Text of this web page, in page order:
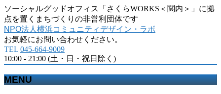
ソーシャルグッドオフィス「さくらWORKS＜関内＞」に拠
点を置くまちづくりの非営利団体です
NPO法人横浜コミュニティデザイン・ラボ
お気軽にお問い合わせください。
TEL 045-664-9009
10:00 - 21:00 (土・日・祝日除く)
MENU